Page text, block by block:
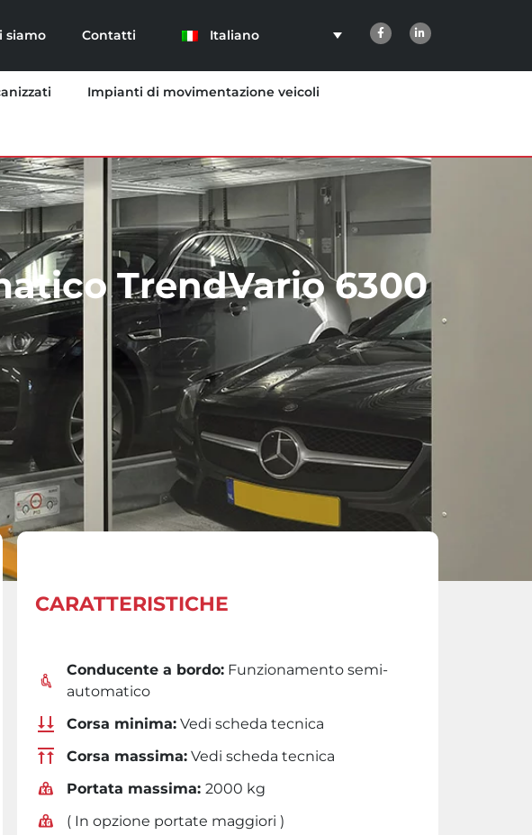
siamo Contatti Italiano
Impianti di movimentazione veicoli
TrendVario 6300
CARATTERISTICHE
Conducente a bordo: Funzionamento semi-
automatico
Corsa minima: Vedi scheda tecnica
Corsa massima: Vedi scheda tecnica
Portata massima:2000 kg
( In opzione portate maggiori )